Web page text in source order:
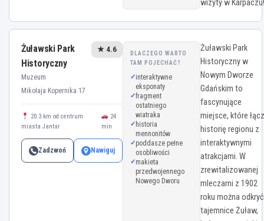
wizyty w Karpaczu!
Żuławski Park
Historyczny
Muzeum
Mikołaja Kopernika 17
★ 4.6
20.3 km od centrum
miasta Jantar
24
min
Zadzwoń Nawiguj
DLACZEGO WARTO
TAM POJECHAĆ?
interaktywne
eksponaty
fragment
ostatniego
wiatraka
historia
mennonitów
poddasze pełne
osobliwości
makieta
przedwojennego
Nowego Dworu
Żuławski Park
Historyczny w
Nowym Dworze
Gdańskim to
fascynujące
miejsce, które
historię regionu z
interaktywnymi
atrakcjami. W
zrewitalizowanej
mleczarni z 1902
roku można odkryć
tajemnice Żuław,